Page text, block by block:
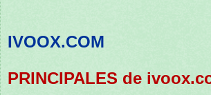
IVOOX.COM
PRINCIPALES de